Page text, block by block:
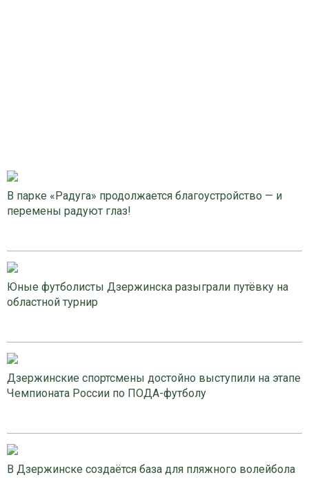
В парке «Радуга» продолжается благоустройство — и
перемены радуют глаз!
Юные футболисты Дзержинска разыграли путёвку на
областной турнир
Дзержинские спортсмены достойно выступили на этапе
Чемпионата России по ПОДА-футболу
В Дзержинске создаётся база для пляжного волейбола